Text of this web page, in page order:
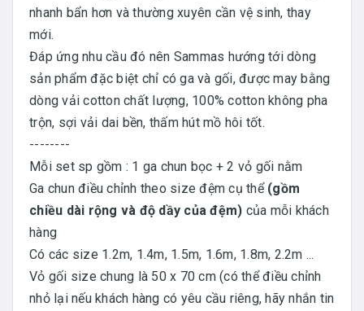
nhanh bẩn hơn và thường xuyên cần vệ sinh, thay
mới.
Đáp ứng nhu cầu đó nên Sammas hướng tới dòng
sản phẩm đặc biệt chỉ có ga và gối, được may bằng
dòng vải cotton chất lượng, 100% cotton không pha
trộn, sợi vải dai bền, thấm hút mồ hôi tốt.
--------
Mỗi set sp gồm : 1 ga chun bọc + 2 vỏ gối nằm
Ga chun điều chỉnh theo size đệm cụ thể (gồm
chiều dài rộng và độ dầy của đệm) của mỗi khách
hàng
Có các size 1.2m, 1.4m, 1.5m, 1.6m, 1.8m, 2.2m ...
Vỏ gối size chung là 50 x 70 cm (có thể điều chỉnh
nhỏ lại nếu khách hàng có yêu cầu riêng, hãy nhắn tin